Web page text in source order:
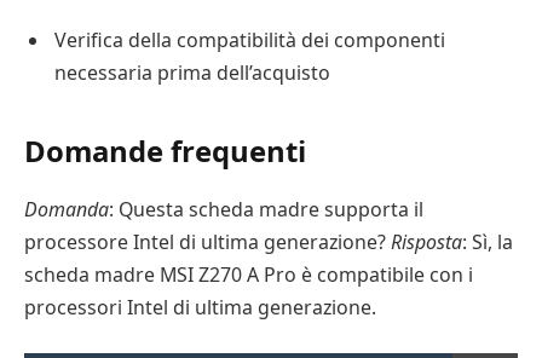
Verifica della compatibilità dei componenti
necessaria prima dell’acquisto
Domande frequenti
Domanda: Questa scheda madre supporta il
processore Intel di ultima generazione?Risposta: Sì, la
scheda madre MSI Z270 A Pro è compatibile con i
processori Intel di ultima generazione.